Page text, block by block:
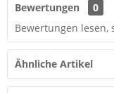
Bewertungen
0
Bewertungen
Ähnliche Artikel